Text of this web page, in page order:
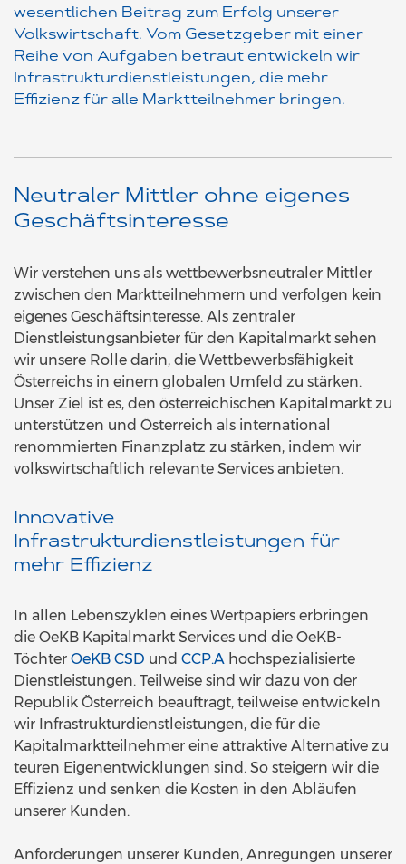
wesentlichen Beitrag zum Erfolg unserer
Volkswirtschaft. Vom Gesetzgeber mit einer
Reihe von Aufgaben betraut entwickeln wir
Infrastrukturdienstleistungen, die mehr
Effizienz für alle Marktteilnehmer bringen.
Neutraler Mittler ohne eigenes
Geschäftsinteresse
Wir verstehen uns als wettbewerbsneutraler Mittler
zwischen den Marktteilnehmern und verfolgen kein
eigenes Geschäftsinteresse. Als zentraler
Dienstleistungsanbieter für den Kapitalmarkt sehen
wir unsere Rolle darin, die Wettbewerbsfähigkeit
Österreichs in einem globalen Umfeld zu stärken.
Unser Ziel ist es, den österreichischen Kapitalmarkt zu
unterstützen und Österreich als international
renommierten Finanzplatz zu stärken, indem wir
volkswirtschaftlich relevante Services anbieten.
Innovative
Infrastrukturdienstleistungen für
mehr Effizienz
In allen Lebenszyklen eines Wertpapiers erbringen
die OeKB Kapitalmarkt Services und die OeKB-
Töchter OeKB CSD und CCP.A hochspezialisierte
Dienstleistungen. Teilweise sind wir dazu von der
Republik Österreich beauftragt, teilweise entwickeln
wir Infrastrukturdienstleistungen, die für die
Kapitalmarktteilnehmer eine attraktive Alternative zu
teuren Eigenentwicklungen sind. So steigern wir die
Effizienz und senken die Kosten in den Abläufen
unserer Kunden.
Anforderungen unserer Kunden, Anregungen unserer